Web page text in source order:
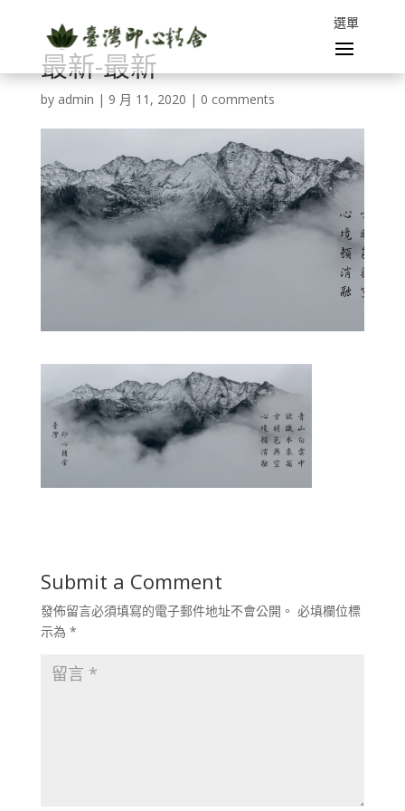
最新-最新
by admin | 9 月 11, 2020 | 0 comments
Submit a Comment
發佈留言必須填寫的電子郵件地址不會公開。 必填欄位標
示為 *